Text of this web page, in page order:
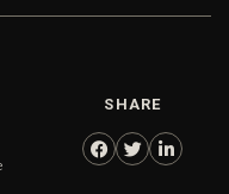
SHARE